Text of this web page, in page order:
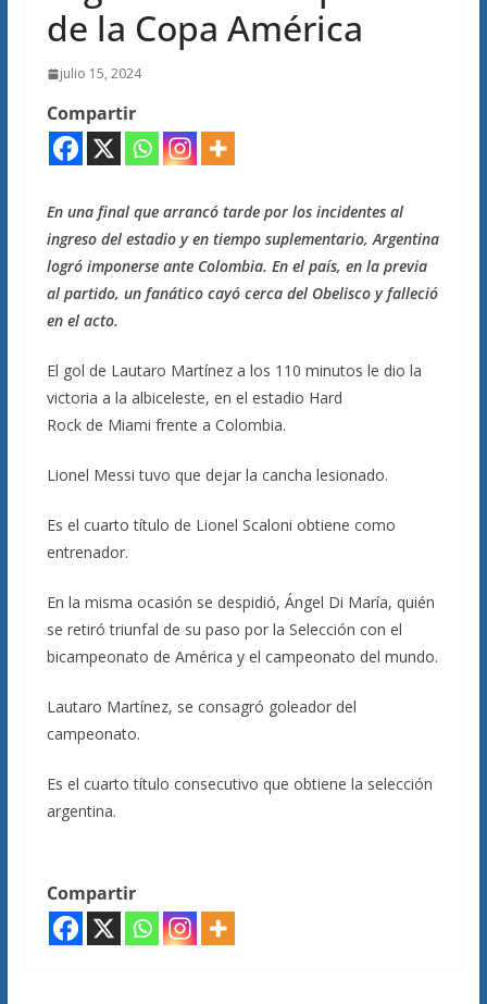
de la Copa América
julio 15, 2024
Compartir
En una final que arrancó tarde por los incidentes al
ingreso del estadio y en tiempo suplementario, Argentina
logró imponerse ante Colombia. En el país, en la previa
al partido, un fanático cayó cerca del Obelisco y falleció
en el acto.
El gol de Lautaro Martínez a los 110 minutos le dio la
victoria a la albiceleste, en el estadio Hard
Rock de Miami frente a Colombia.
Lionel Messi tuvo que dejar la cancha lesionado.
Es el cuarto título de Lionel Scaloni obtiene como
entrenador.
En la misma ocasión se despidió, Ángel Di María, quién
se retiró triunfal de su paso por la Selección con el
bicampeonato de América y el campeonato del mundo.
Lautaro Martínez, se consagró goleador del
campeonato.
Es el cuarto título consecutivo que obtiene la selección
argentina.
Compartir